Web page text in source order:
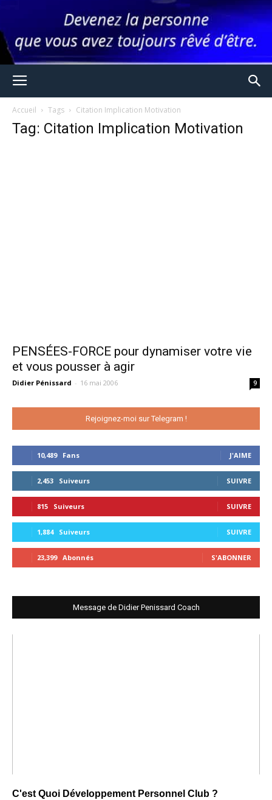
Accueil Tags Citation Implication Motivation
Tag: Citation Implication Motivation
PENSÉES-FORCE pour dynamiser votre vie
et vous pousser à agir
Didier Pénissard - 16 mai 2006 9
Rejoignez-moi sur Telegram !
10,489 Fans J'AIME
2,453 Suiveurs SUIVRE
815 Suiveurs SUIVRE
1,884 Suiveurs SUIVRE
23,399 Abonnés S'ABONNER
Message de Didier Penissard Coach
C'est Quoi Développement Personnel Club ?